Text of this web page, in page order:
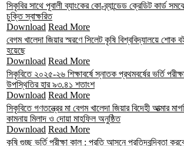
সিকৃবির সাথে পূবালী ব্যাংকের কো-ব্র্যান্ডেড ক্রেডিট কার্ড
চুক্তি স্বাক্ষরিত
Download Read More
বেগম খালেদা জিয়ার স্মরণে সিলেট কৃষি বিশ্ববিদ্যালয়ে শোক
হয়েছে
Download Read More
সিকৃবিতে ২০২৫-২৬ শিক্ষাবর্ষে স্নাতক প্রথমবর্ষের ভর্তি
উপস্থিতির হার ৯৩.৪১ শতাংশ
Download Read More
সিকৃবিতে গণতন্ত্রের মা বেগম খালেদা জিয়ার বিদেহী আত্মার
কামনায় মিলাদ ও দোয়া মাহফিল অনুষ্ঠিত
Download Read More
কৃষি গুচ্ছ ভর্তি পরীক্ষা কাল : প্রতি আসনে প্রতিদ্বন্দ্বিতা